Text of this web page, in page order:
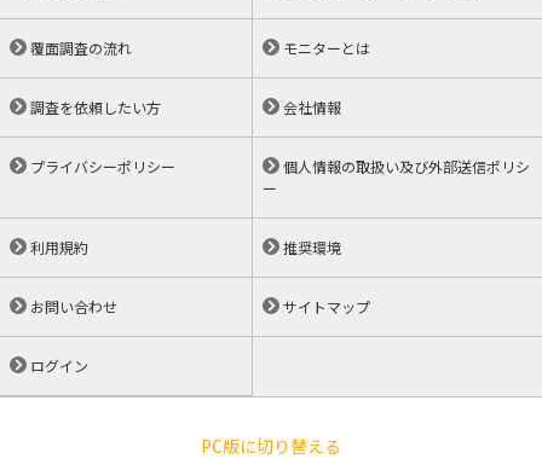
覆面調査の流れ モニターとは
調査を依頼したい方 会社情報
プライバシーポリシー
個人情報の取扱い及び外部送信ポリシ
ー
利用規約 推奨環境
お問い合わせ サイトマップ
ログイン
PC版に切り替える